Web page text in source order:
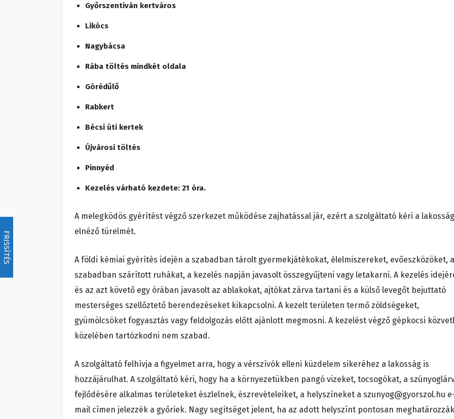
FRISSÍTÉS
Győrszentiván kertváros
Likócs
Nagybácsa
Rába töltés mindkét oldala
Górédűlő
Rabkert
Bécsi úti kertek
Újvárosi töltés
Pinnyéd
Kezelés várható kezdete: 21 óra.
A melegködös gyérítést végző szerkezet működése zajhatással jár, ezért a szolgáltató kéri a lakosság
elnéző türelmét.
A földi kémiai gyérítés idején a szabadban tárolt gyermekjátékokat, élelmiszereket, evőeszközöket, a
szabadban szárított ruhákat, a kezelés napján javasolt összegyűjteni vagy letakarni. A kezelés
és az azt követő egy órában javasolt az ablakokat, ajtókat zárva tartani és a külső levegőt bejuttató
mesterséges szellőztető berendezéseket kikapcsolni. A kezelt területen termő zöldségeket,
gyümölcsöket fogyasztás vagy feldolgozás előtt ajánlott megmosni. A kezelést végző gépkocsi
közelében tartózkodni nem szabad.
A szolgáltató felhívja a figyelmet arra, hogy a vérszívók elleni küzdelem sikeréhez a lakosság is
hozzájárulhat. A szolgáltató kéri, hogy ha a környezetükben pangó vizeket, tocsogókat, a
fejlődésére alkalmas területeket észlelnek, észrevételeiket, a helyszíneket a szunyog@gyorszol.hu
mail címen jelezzék a győriek. Nagy segítséget jelent, ha az adott helyszínt pontosan